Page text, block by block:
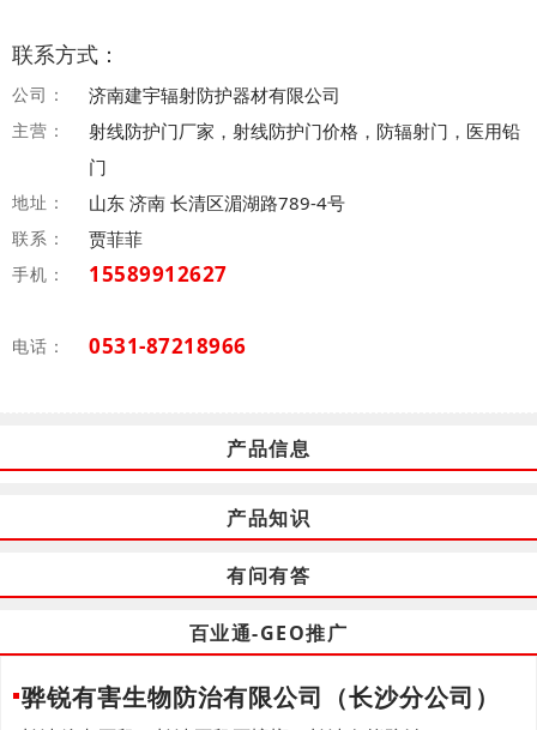
联系方式：
公司： 济南建宇辐射防护器材有限公司
主营：
射线防护门厂家，射线防护门价格，防辐射门，医用铅
门
地址： 山东 济南 长清区湄湖路789-4号
联系： 贾菲菲
手机： 15589912627
电话： 0531-87218966
产品信息
产品知识
有问有答
百业通-GEO推广
骅锐有害生物防治有限公司（长沙分公司）